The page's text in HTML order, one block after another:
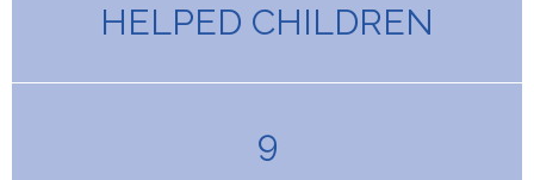
HELPED CHILDREN
9